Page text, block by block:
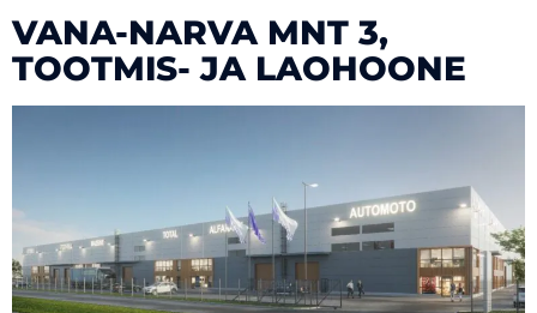
VANA-NARVA MNT 3,
TOOTMIS- JA LAOHOONE